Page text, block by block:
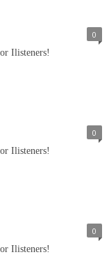
0
Ilisteners!
0
Ilisteners!
0
Ilisteners!